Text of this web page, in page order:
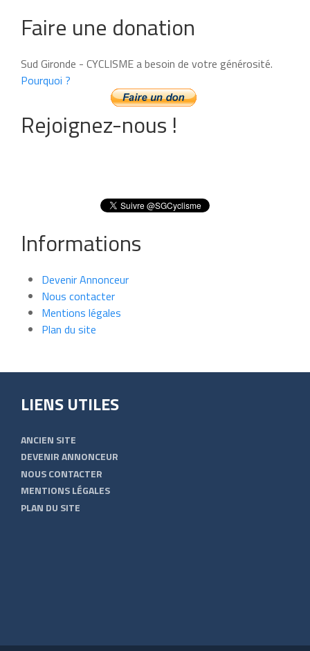
Faire une donation
Sud Gironde - CYCLISME a besoin de votre générosité.
Pourquoi ?
Rejoignez-nous !
Informations
Devenir Annonceur
Nous contacter
Mentions légales
Plan du site
LIENS UTILES
ANCIEN SITE
DEVENIR ANNONCEUR
NOUS CONTACTER
MENTIONS LÉGALES
PLAN DU SITE